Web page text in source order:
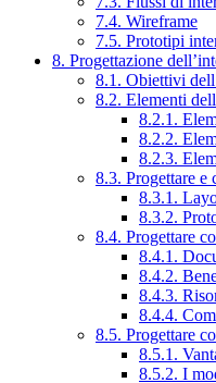
7.4. Wireframe
7.5. Prototipi
8. Progettazione
8.1. Obiettivi
8.2. Elementi
8.2.1.
8.2.2.
8.2.3.
8.3. Progettare e
8.3.1.
8.3.2.
8.4. Progettare
8.4.1.
8.4.2.
8.4.3.
8.4.4.
8.5. Progettare
8.5.1.
8.5.2. I